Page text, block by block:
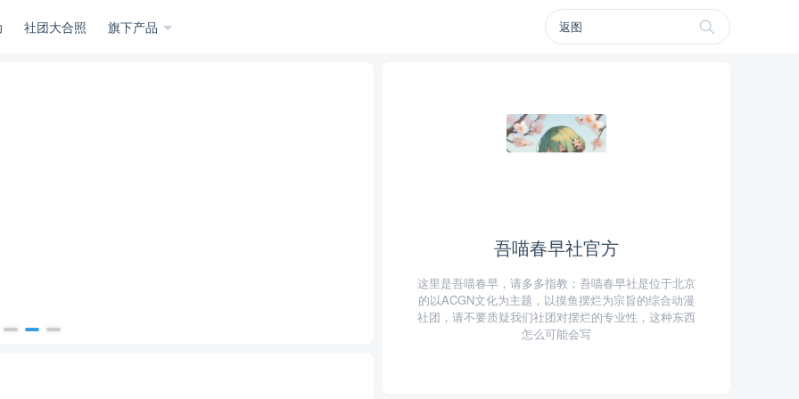
社团大合照 旗下产品
吾喵春早社官方
这里是吾喵春早，请多多指教；吾喵春早社是位于北京
的以ACGN文化为主题，以摸鱼摆烂为宗旨的综合动漫
社团，请不要质疑我们社团对摆烂的专业性，这种东西
怎么可能会写